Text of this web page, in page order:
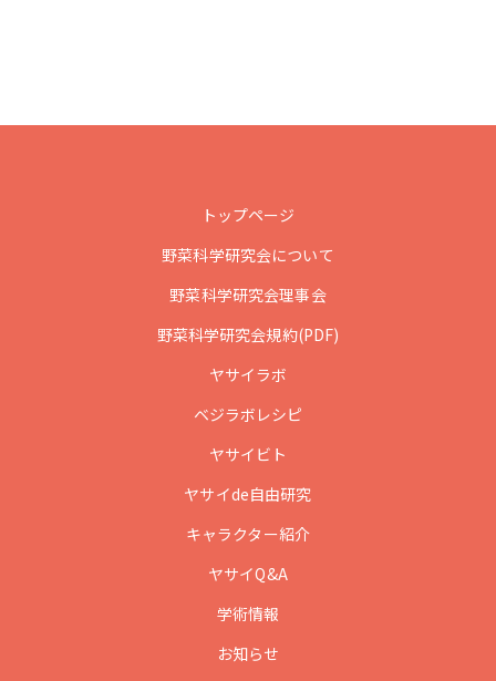
トップページ
野菜科学研究会について
野菜科学研究会理事会
野菜科学研究会規約(PDF)
ヤサイラボ
ベジラボレシピ
ヤサイビト
ヤサイde自由研究
キャラクター紹介
ヤサイQ&A
学術情報
お知らせ